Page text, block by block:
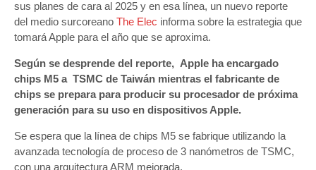
sus planes de cara al 2025 y en esa línea, un nuevo reporte
del medio surcoreano The Elec informa sobre la estrategia que
tomará Apple para el año que se aproxima.
Según se desprende del reporte, Apple ha encargado
chips M5 a TSMC de Taiwán mientras el fabricante de
chips se prepara para producir su procesador de próxima
generación para su uso en dispositivos Apple.
Se espera que la línea de chips M5 se fabrique utilizando la
avanzada tecnología de proceso de 3 nanómetros de TSMC,
con una arquitectura ARM mejorada.